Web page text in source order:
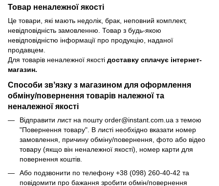
Товар неналежної якості
Це товари, які мають недолік, брак, неповний комплект,
невідповідність замовленню. Товар з будь-якою
невідповідністю інформації про продукцію, наданої
продавцем.
Для товарів неналежної якості доставку сплачує інтернет-
магазин.
Способи звʼязку з магазином для оформлення
обміну/повернення товарів належної та
неналежної якості
Відправити лист на пошту order@instant.com.ua з темою
"Повернення товару". В листі необхідно вказати номер
замовлення, причину обміну/повернення, фото або відео
товару (якщо він неналежної якості), номер карти для
повернення коштів.
Або подзвонити по телефону +38 (098) 260-40-42 та
повідомити про бажання зробити обмін/повернення